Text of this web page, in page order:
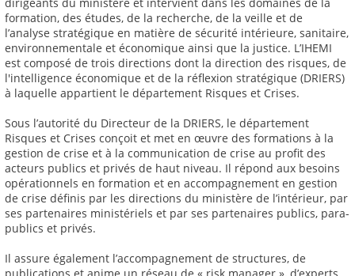
formation, des études, de la recherche, de la veille et de
l’analyse stratégique en matière de sécurité intérieure, sanitaire,
environnementale et économique ainsi que la justice. L’IHEMI
est composé de trois directions dont la direction des risques, de
l'intelligence économique et de la réflexion stratégique (DRIERS)
à laquelle appartient le département Risques et Crises.
Sous l’autorité du Directeur de la DRIERS, le département
Risques et Crises conçoit et met en œuvre des formations à la
gestion de crise et à la communication de crise au profit des
acteurs publics et privés de haut niveau. Il répond aux besoins
opérationnels en formation et en accompagnement en gestion
de crise définis par les directions du ministère de l’intérieur, par
ses partenaires ministériels et par ses partenaires publics, para-
publics et privés.
Il assure également l’accompagnement de structures, de